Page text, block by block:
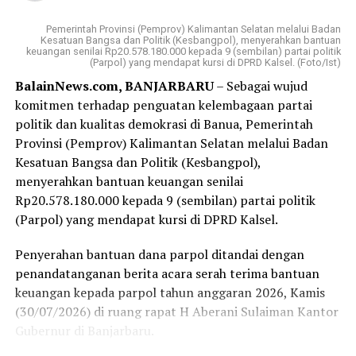
tersebut; menjadi bank yang kuat, kompetitif, dan
terpercaya dengan memberikan pelayanan terbaik
kepada masyarakat.
Sementara misinya ;menjadi penggerak perekonomian
daerah, memberikan nilai tambah bagi pemegang saham,
serta menyediakan layanan perbankan berkualitas.
Sedangkan produk Bank Kalsel meliputi layanan
tabungan, kredit atau pinjaman, serta layanan khusus
seperti Tabungan Banua, Kredit Multiguna Plus, dan
Rapat kerja Komisi II Bidang Ekonomi dan Keuangan
DPRD tersebut dengan sejumlah BUMD milik Pemprov
Kalsel semula dipimpin Wakil Ketua Komisinya H
Suripno Sumas.
Pemerintah Provinsi (Pemprov) Kalimantan Selatan melalui Badan
Kesatuan Bangsa dan Politik (Kesbangpol), menyerahkan bantuan
keuangan senilai Rp20.578.180.000 kepada 9 (sembilan) partai politik
(Parpol) yang mendapat kursi di DPRD Kalsel. (Foto/Ist)
BalainNews.com, BANJARBARU– Sebagai wujud
komitmen terhadap penguatan kelembagaan partai
politik dan kualitas demokrasi di Banua, Pemerintah
Provinsi (Pemprov) Kalimantan Selatan melalui Badan
Kesatuan Bangsa dan Politik (Kesbangpol),
menyerahkan bantuan keuangan senilai
Rp20.578.180.000 kepada 9 (sembilan) partai politik
(Parpol) yang mendapat kursi di DPRD Kalsel.
Penyerahan bantuan dana parpol ditandai dengan
penandatanganan berita acara serah terima bantuan
keuangan kepada parpol tahun anggaran 2026, Kamis
(30/07/2026) di ruang rapat H Aberani Sulaiman Kantor
Gubernur di Banjarbaru.